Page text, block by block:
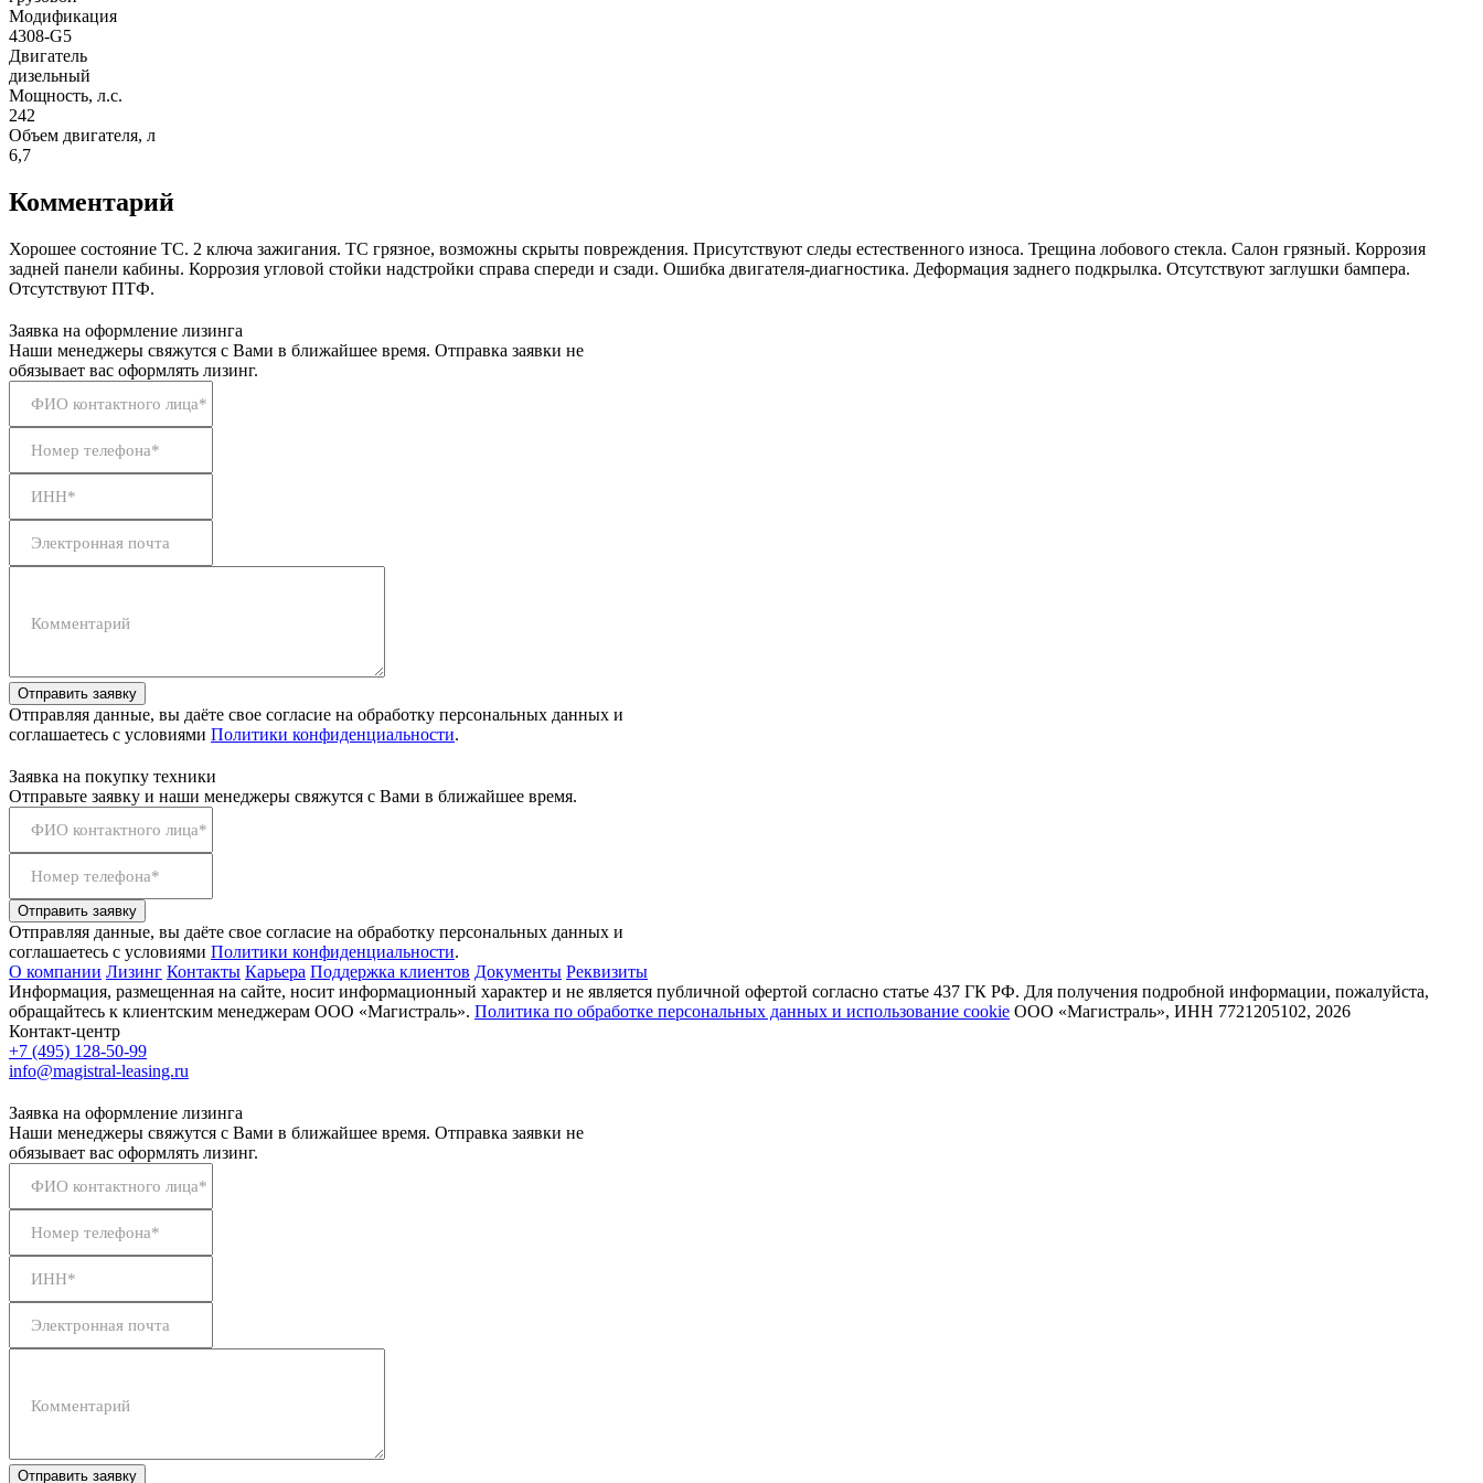
Модификация
4308-G5
Двигатель
дизельный
Мощность, л.с.
242
Объем двигателя, л
6,7
Комментарий
Хорошее состояние ТС. 2 ключа зажигания. ТС грязное, возможны скрыты повреждения. Присутствуют следы естественного износа. Трещина лобового стекла. Салон грязный. Коррозия
задней панели кабины. Коррозия угловой стойки надстройки справа спереди и сзади. Ошибка двигателя-диагностика. Деформация заднего подкрылка. Отсутствуют заглушки бампера.
Отсутствуют ПТФ.
Заявка на оформление лизинга
Наши менеджеры свяжутся с Вами в ближайшее время. Отправка заявки не
обязывает вас оформлять лизинг.
ФИО контактного лица*
Номер телефона*
ИНН*
Электронная почта
Комментарий
Отправить заявку
Отправляя данные, вы даёте свое согласие на обработку персональных данных и
соглашаетесь с условиями Политики конфиденциальности.
Заявка на покупку техники
Отправьте заявку и наши менеджеры свяжутся с Вами в ближайшее время.
ФИО контактного лица*
Номер телефона*
Отправить заявку
Отправляя данные, вы даёте свое согласие на обработку персональных данных и
соглашаетесь с условиями Политики конфиденциальности.
О компании Лизинг Контакты Карьера Поддержка клиентов Документы Реквизиты
Информация, размещенная на сайте, носит информационный характер и не является публичной офертой согласно статье 437 ГК РФ. Для получения подробной информации, пожалуйста,
обращайтесь к клиентским менеджерам ООО «Магистраль». Политика по обработке персональных данных и использование сookie ООО «Магистраль», ИНН 7721205102, 2026
Контакт-центр
+7 (495) 128-50-99
info@magistral-leasing.ru
Заявка на оформление лизинга
Наши менеджеры свяжутся с Вами в ближайшее время. Отправка заявки не
обязывает вас оформлять лизинг.
ФИО контактного лица*
Номер телефона*
ИНН*
Электронная почта
Комментарий
Отправить заявку